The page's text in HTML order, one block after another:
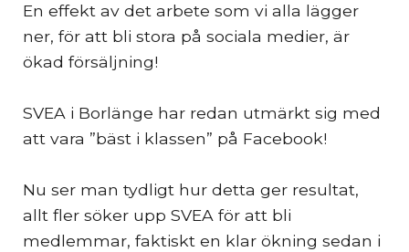
En effekt av det arbete som vi alla lägger
ner, för att bli stora på sociala medier, är
ökad försäljning!
SVEA i Borlänge har redan utmärkt sig med
att vara ”bäst i klassen” på Facebook!
Nu ser man tydligt hur detta ger resultat,
allt fler söker upp SVEA för att bli
medlemmar, faktiskt en klar ökning sedan i